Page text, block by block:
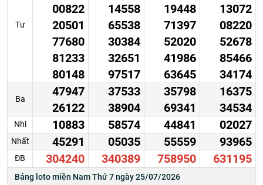
Tư
00822
20501
77680
81233
80148
14558
65538
30384
32651
97517
19448
71397
52020
41986
63645
13072
08220
52678
85466
34174
Ba
47947
26122
37533
38904
35798
69341
16375
34534
Nhì 10883 58574 44841 02027
Nhất 45291 05035 55559 93965
ĐB 304240 340389 758950 631195
Bảng loto miền Nam Thứ 7 ngày 25/07/2026